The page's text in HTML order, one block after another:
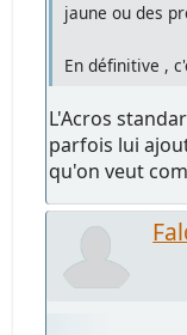
jaune ou des
En définitive ,
L'Acros
parfois lui
qu'on veut